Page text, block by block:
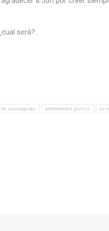
será?.
conseguido sentimiento pichon